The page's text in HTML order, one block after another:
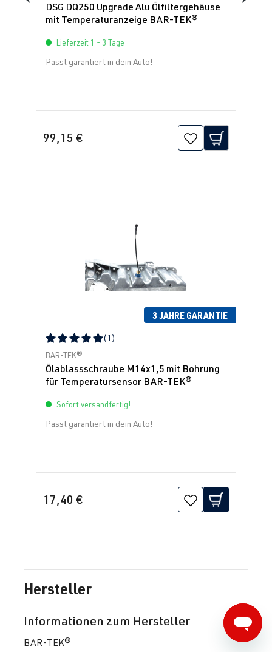
DSG DQ250 Upgrade Alu Ölfiltergehäuse
mit Temperaturanzeige BAR-TEK®
Lieferzeit 1 - 3 Tage
Passt garantiert in dein Auto!
99,15 €
3 JAHRE GARANTIE
Durchschnittliche Bewertung von 5 von 5 Sternen
(1)
BAR-TEK®
Ölablassschraube M14x1,5 mit Bohrung
für Temperatursensor BAR-TEK®
Sofort versandfertig!
Passt garantiert in dein Auto!
17,40 €
Hersteller
Informationen zum Hersteller
BAR-TEK®